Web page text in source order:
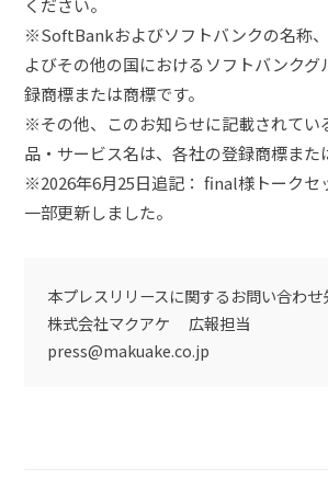
ください。
※SoftBankおよびソフトバンクの名称
よびその他の国におけるソフトバンクグ
録商標または商標です。
※その他、このお知らせに記載されてい
品・サービス名は、各社の登録商標また
※2026年6月25日追記： final様トークセ
一部更新しました。
本プレスリリースに関するお問い合わせ
株式会社マクアケ 広報担当
press@makuake.co.jp